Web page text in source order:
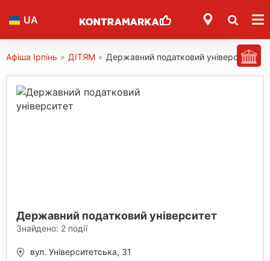
UA
Афіша Ірпінь » ДІТЯМ » Державний податковий університет
Державний податковий університет
Знайдено: 2 події
вул. Університетська, 31